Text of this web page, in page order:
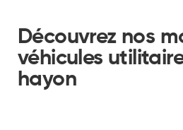
Découvrez nos
véhicules
hayon